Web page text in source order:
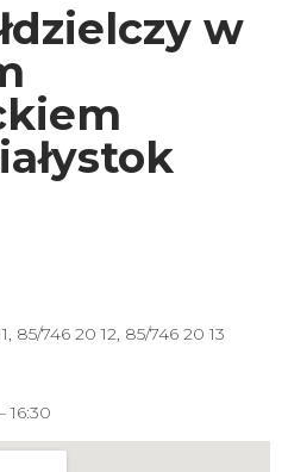
w
85/746 20 12, 85/746 20 13
16:30